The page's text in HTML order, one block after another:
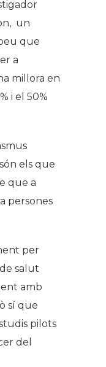
un
que
a
millora en
i el 50%
els que
que a
persones
per
salut
amb
sí que
pilots
del